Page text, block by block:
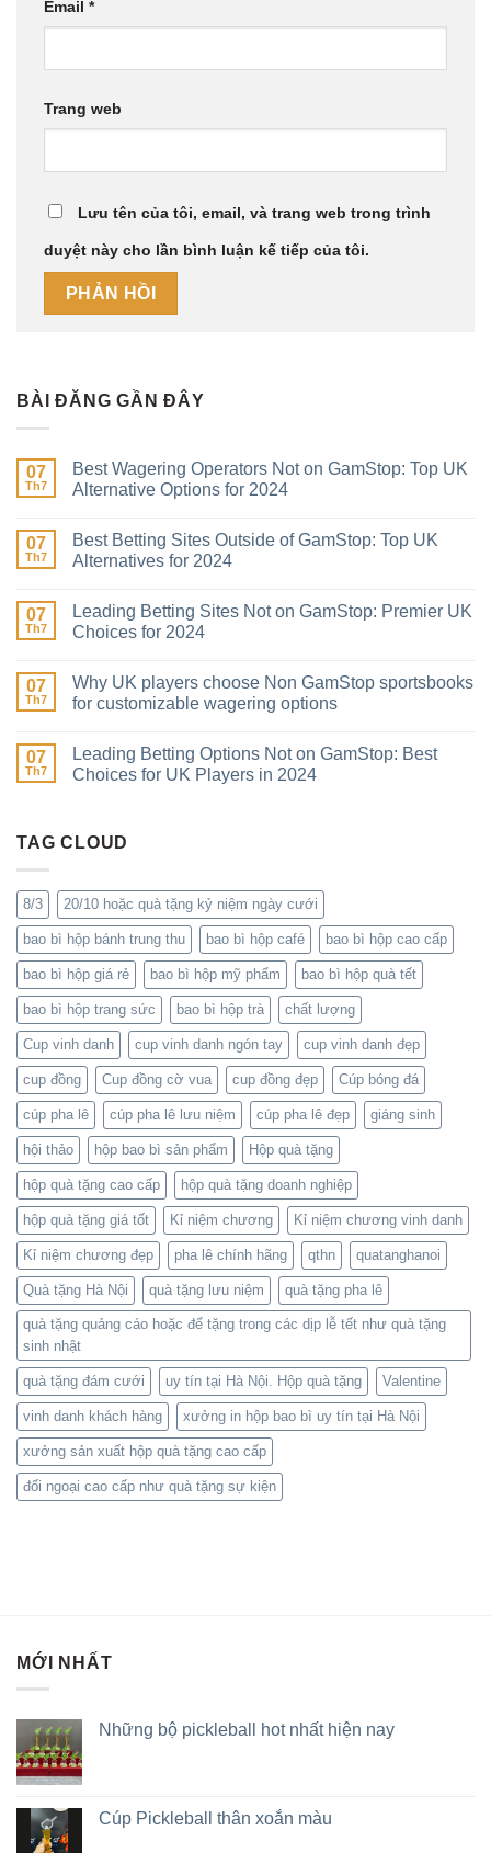
Email *
Trang web
Lưu tên của tôi, email, và trang web trong trình
duyệt này cho lần bình luận kế tiếp của tôi.
BÀI ĐĂNG GẦN ĐÂY
07
Th7
Best Wagering Operators Not on GamStop: Top UK
Alternative Options for 2024
07
Th7
Best Betting Sites Outside of GamStop: Top UK
Alternatives for 2024
07
Th7
Leading Betting Sites Not on GamStop: Premier UK
Choices for 2024
07
Th7
Why UK players choose Non GamStop sportsbooks
for customizable wagering options
07
Th7
Leading Betting Options Not on GamStop: Best
Choices for UK Players in 2024
TAG CLOUD
8/3 20/10 hoặc quà tặng kỷ niệm ngày cưới
bao bì hộp bánh trung thu bao bì hộp café bao bì hộp cao cấp
bao bì hộp giá rẻ bao bì hộp mỹ phẩm bao bì hộp quà tết
bao bì hộp trang sức bao bì hộp trà chất lượng
Cup vinh danh cup vinh danh ngón tay cup vinh danh đẹp
cup đồng Cup đồng cờ vua cup đồng đẹp Cúp bóng đá
cúp pha lê cúp pha lê lưu niệm cúp pha lê đẹp giáng sinh
hội thảo hộp bao bì sản phẩm Hộp quà tặng
hộp quà tặng cao cấp hộp quà tặng doanh nghiệp
hộp quà tặng giá tốt Kỉ niệm chương Kỉ niệm chương vinh danh
Kỉ niệm chương đẹp pha lê chính hãng qthn quatanghanoi
Quà tặng Hà Nội quà tặng lưu niệm quà tặng pha lê
quà tặng quảng cáo hoặc để tặng trong các dịp lễ tết như quà tặng
sinh nhật
quà tặng đám cưới uy tín tại Hà Nội. Hộp quà tặng Valentine
vinh danh khách hàng xưởng in hộp bao bì uy tín tại Hà Nội
xưởng sản xuất hộp quà tặng cao cấp
đối ngoại cao cấp như quà tặng sự kiện
MỚI NHẤT
Những bộ pickleball hot nhất hiện nay
Cúp Pickleball thân xoắn màu